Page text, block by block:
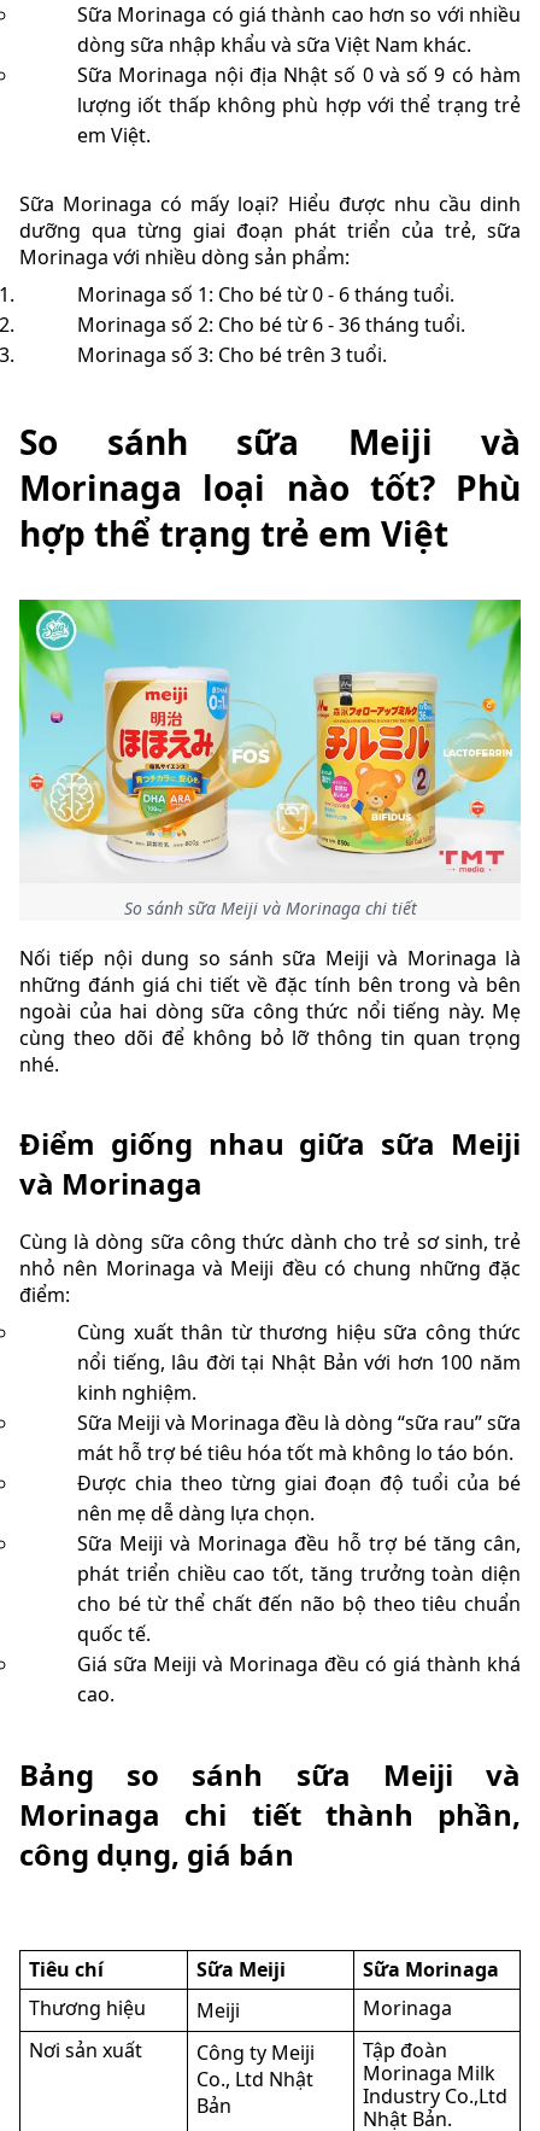
Sữa Morinaga có giá thành cao hơn so với nhiều
dòng sữa nhập khẩu và sữa Việt Nam khác.
Sữa Morinaga nội địa Nhật số 0 và số 9 có hàm
lượng iốt thấp không phù hợp với thể trạng trẻ
em Việt.
Sữa Morinaga có mấy loại? Hiểu được nhu cầu dinh
dưỡng qua từng giai đoạn phát triển của trẻ, sữa
Morinaga với nhiều dòng sản phẩm:
Morinaga số 1: Cho bé từ 0 - 6 tháng tuổi.
Morinaga số 2: Cho bé từ 6 - 36 tháng tuổi.
Morinaga số 3: Cho bé trên 3 tuổi.
So sánh sữa Meiji và
Morinaga loại nào tốt? Phù
hợp thể trạng trẻ em Việt
So sánh sữa Meiji và Morinaga chi tiết
Nối tiếp nội dung so sánh sữa Meiji và Morinaga là
những đánh giá chi tiết về đặc tính bên trong và bên
ngoài của hai dòng sữa công thức nổi tiếng này. Mẹ
cùng theo dõi để không bỏ lỡ thông tin quan trọng
nhé.
Điểm giống nhau giữa sữa Meiji
và Morinaga
Cùng là dòng sữa công thức dành cho trẻ sơ sinh, trẻ
nhỏ nên Morinaga và Meiji đều có chung những đặc
điểm:
Cùng xuất thân từ thương hiệu sữa công thức
nổi tiếng, lâu đời tại Nhật Bản với hơn 100 năm
kinh nghiệm.
Sữa Meiji và Morinaga đều là dòng “sữa rau” sữa
mát hỗ trợ bé tiêu hóa tốt mà không lo táo bón.
Được chia theo từng giai đoạn độ tuổi của bé
nên mẹ dễ dàng lựa chọn.
Sữa Meiji và Morinaga đều hỗ trợ bé tăng cân,
phát triển chiều cao tốt, tăng trưởng toàn diện
cho bé từ thể chất đến não bộ theo tiêu chuẩn
quốc tế.
Giá sữa Meiji và Morinaga đều có giá thành khá
cao.
Bảng so sánh sữa Meiji và
Morinaga chi tiết thành phần,
công dụng, giá bán
Tiêu chí Sữa Meiji
Sữa Morinaga
Thương hiệu
Meiji
Morinaga
Nơi sản xuất
Công ty Meiji
Co., Ltd Nhật
Bản
Tập đoàn
Morinaga Milk
Industry Co.,Ltd
Nhật Bản.